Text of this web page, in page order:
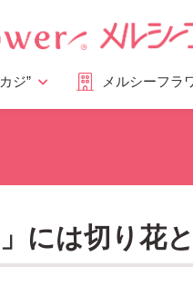
ジ” メルシーフラ
には切り花